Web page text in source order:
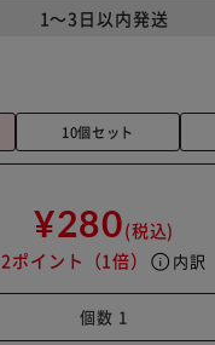
1～3日以内発送
10個セット
¥280(税込)
2ポイント （1倍） info 内訳